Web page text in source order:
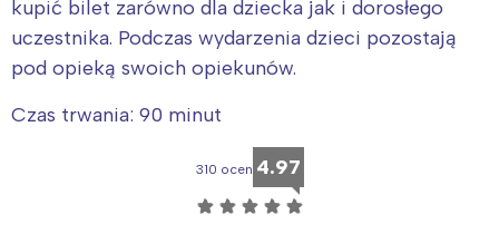
kupić bilet zarówno dla dziecka jak i dorosłego
uczestnika. Podczas wydarzenia dzieci pozostają
pod opieką swoich opiekunów.
Czas trwania: 90 minut
310 ocen 4.97
☆ ☆ ☆ ☆ ☆